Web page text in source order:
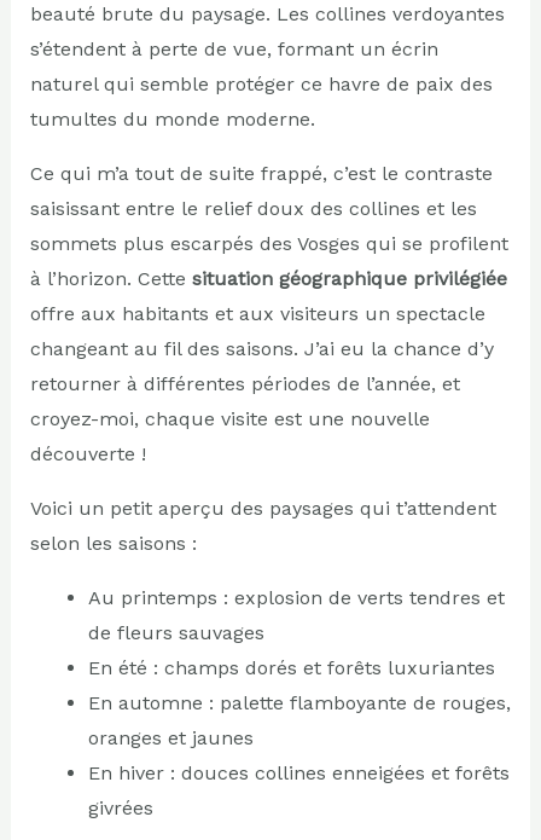
beauté brute du paysage. Les collines verdoyantes
s’étendent à perte de vue, formant un écrin
naturel qui semble protéger ce havre de paix des
tumultes du monde moderne.
Ce qui m’a tout de suite frappé, c’est le contraste
saisissant entre le relief doux des collines et les
sommets plus escarpés des Vosges qui se profilent
à l’horizon. Cette situation géographique privilégiée
offre aux habitants et aux visiteurs un spectacle
changeant au fil des saisons. J’ai eu la chance d’y
retourner à différentes périodes de l’année, et
croyez-moi, chaque visite est une nouvelle
découverte !
Voici un petit aperçu des paysages qui t’attendent
selon les saisons :
Au printemps : explosion de verts tendres et
de fleurs sauvages
En été : champs dorés et forêts luxuriantes
En automne : palette flamboyante de rouges,
oranges et jaunes
En hiver : douces collines enneigées et forêts
givrées